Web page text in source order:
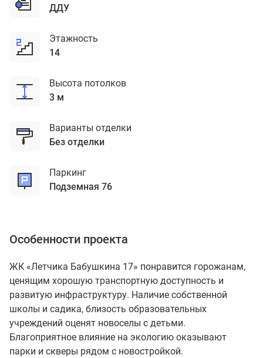
ДДУ
Этажность
14
Высота потолков
3 м
Варианты отделки
без отделки
Паркинг
подземная 76
Особенности проекта
ЖК «Летчика Бабушкина 17» понравится горожанам,
ценящим хорошую транспортную доступность и
развитую инфраструктуру. Наличие собственной
школы и садика, близость образовательных
учреждений оценят новоселы с детьми.
Благоприятное влияние на экологию оказывают
парки и скверы рядом с новостройкой.